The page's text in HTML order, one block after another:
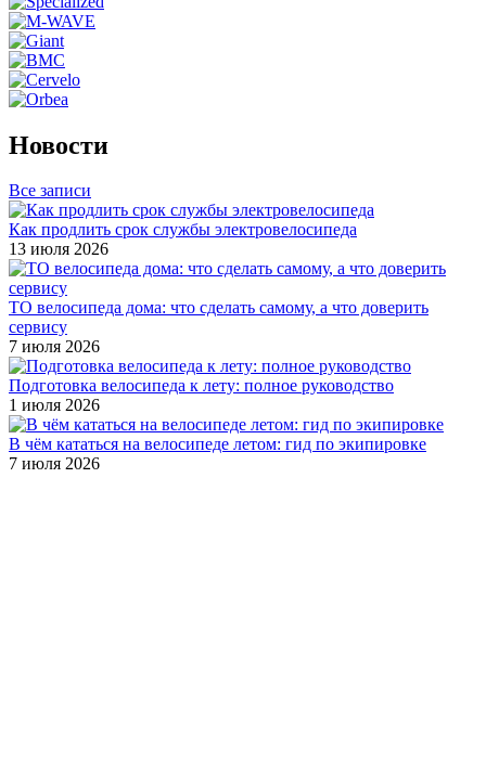
Новости
Все записи
Как продлить срок службы электровелосипеда
13 июля 2026
ТО велосипеда дома: что сделать самому, а что доверить
сервису
7 июля 2026
Подготовка велосипеда к лету: полное руководство
1 июля 2026
В чём кататься на велосипеде летом: гид по экипировке
7 июля 2026